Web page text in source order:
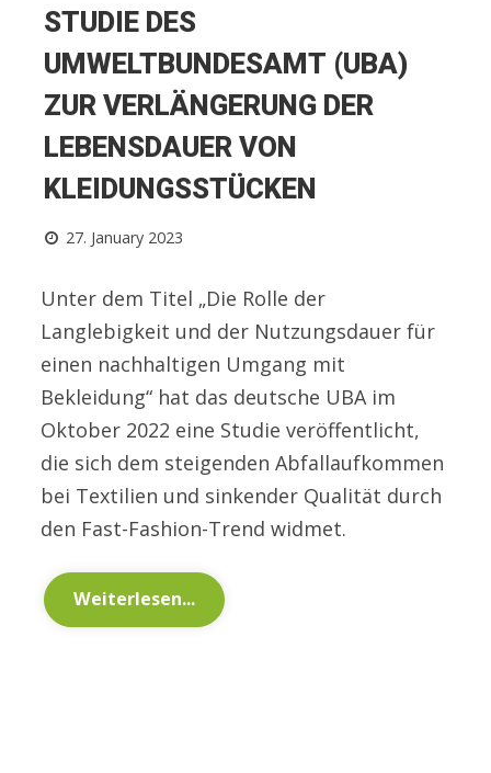
STUDIE DES
UMWELTBUNDESAMT (UBA)
ZUR VERLÄNGERUNG DER
LEBENSDAUER VON
KLEIDUNGSSTÜCKEN
27. January 2023
Unter dem Titel „Die Rolle der
Langlebigkeit und der Nutzungsdauer für
einen nachhaltigen Umgang mit
Bekleidung“ hat das deutsche UBA im
Oktober 2022 eine Studie veröffentlicht,
die sich dem steigenden Abfallaufkommen
bei Textilien und sinkender Qualität durch
den Fast-Fashion-Trend widmet.
Weiterlesen...